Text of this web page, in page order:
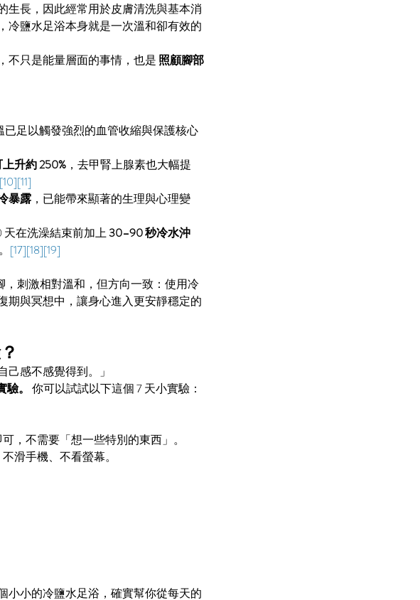
生長，因此經常用於皮膚清洗與基本消
冷鹽水足浴本身就是一次溫和卻有效的
不只是能量層面的事情，也是 照顧腳部
足以觸發強烈的血管收縮與保護核心
升約 250% ，去甲腎上腺素也大幅提
暴露 ，已能帶來顯著的生理與心理變
天在洗澡結束前加上 30–90 秒冷水沖
。 [17][18][19]
，刺激相對溫和，但方向一致：使用冷
期與冥想中，讓身心進入更安靜穩定的
感不感覺得到。」
。 你可以試試以下這個 7 天小實驗：
，不需要「想一些特別的東西」。
滑手機、不看螢幕。
小小的冷鹽水足浴，確實幫你從每天的